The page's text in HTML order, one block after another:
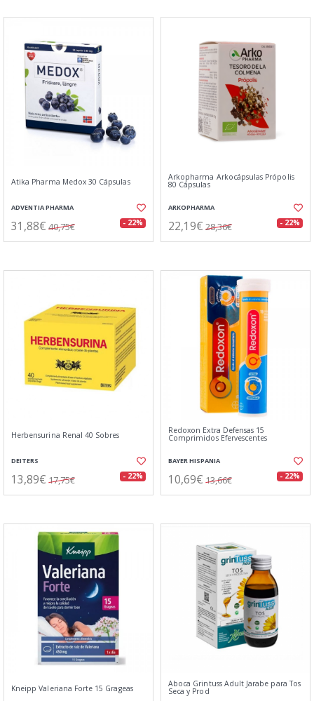
Atika Pharma Medox 30 Cápsulas
ADVENTIA PHARMA
31,88€ 40,75€ - 22%
Arkopharma Arkocápsulas Própolis
80 Cápsulas
ARKOPHARMA
22,19€ 28,36€ - 22%
Herbensurina Renal 40 Sobres
DEITERS
13,89€ 17,75€ - 22%
Redoxon Extra Defensas 15
Comprimidos Efervescentes
BAYER HISPANIA
10,69€ 13,66€ - 22%
Kneipp Valeriana Forte 15 Grageas Aboca Grintuss Adult Jarabe para Tos
Seca y Prod